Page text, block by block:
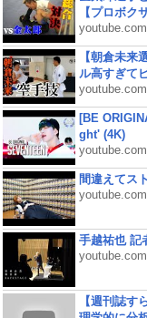
【プロボク
youtube.com
【朝倉未来
ル高すぎて
youtube.com
[BE
ght' (4K)
youtube.com
間違えてス
youtube.com
手越祐也 記
youtube.com
【週刊誌す